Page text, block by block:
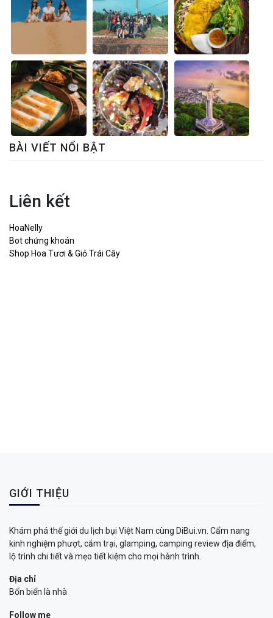
BÀI VIẾT NỔI BẬT
Liên kết
HoaNelly
Bot chứng khoán
Shop Hoa Tươi & Giỏ Trái Cây
GIỚI THIỆU
Khám phá thế giới du lịch bụi Việt Nam cùng DiBui.vn. Cẩm nang
kinh nghiệm phượt, cắm trại, glamping, camping review địa điểm,
lộ trình chi tiết và mẹo tiết kiệm cho mọi hành trình.
Địa chỉ
Bốn biển là nhà
Follow me